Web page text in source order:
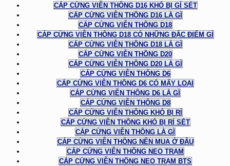
CÁP CỨNG VIỄN THÔNG D16 KHÓ BỊ GỈ SÉT
CÁP CỨNG VIỄN THÔNG D16 LÀ GÌ
CÁP CỨNG VIỄN THÔNG D18
CÁP CỨNG VIỄN THÔNG D18 CÓ NHỮNG ĐẶC ĐIỂM GÌ
CÁP CỨNG VIỄN THÔNG D18 LÀ GÌ
CÁP CỨNG VIỄN THÔNG D20
CÁP CỨNG VIỄN THÔNG D20 LÀ GÌ
CÁP CỨNG VIỄN THÔNG D6
CÁP CỨNG VIỄN THÔNG D6 CÓ MẤY LOẠI
CÁP CỨNG VIỄN THÔNG D6 LÀ GÌ
CÁP CỨNG VIỄN THÔNG D8
CÁP CỨNG VIỄN THÔNG KHÓ BỊ RỈ
CÁP CỨNG VIỄN THÔNG KHÓ BỊ RỈ SÉT
CÁP CỨNG VIỄN THÔNG LÀ GÌ
CÁP CỨNG VIỄN THÔNG NÊN MUA Ở ĐÂU
CÁP CỨNG VIỄN THÔNG NEO TRẠM
CÁP CỨNG VIỄN THÔNG NEO TRẠM BTS